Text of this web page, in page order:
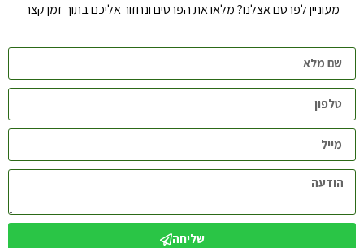
מעוניין לפרסם אצלנו? מלאו את הפרטים ונחזור אליכם בתוך זמן קצר
שליחה